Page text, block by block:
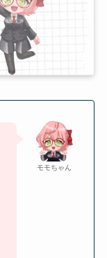
モモちゃん